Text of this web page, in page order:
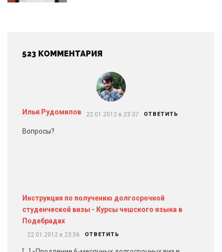
523 КОММЕНТАРИЯ
Илья Рудомилов 22.01.2012 в 23:37 ОТВЕТИТЬ
Вопросы?
Инструкция по получению долгосрочной
студенческой визы - Курсы чешского языка в
Подебрадах
22.01.2012 в 23:56 ОТВЕТИТЬ